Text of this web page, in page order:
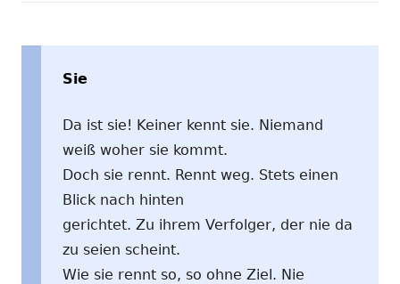
Sie
Da ist sie! Keiner kennt sie. Niemand
weiß woher sie kommt.
Doch sie rennt. Rennt weg. Stets einen
Blick nach hinten
gerichtet. Zu ihrem Verfolger, der nie da
zu seien scheint.
Wie sie rennt so, so ohne Ziel. Nie